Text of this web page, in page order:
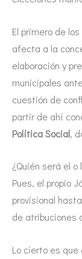
El primero de
afecta a la
elaboración y
municipales
cuestión de
partir de ahí
Política Social,
¿Quién será el
Pues, el propio
provisional
de atribuciones
Lo cierto es